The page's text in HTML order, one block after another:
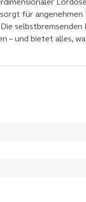
für
– und bietet alles,